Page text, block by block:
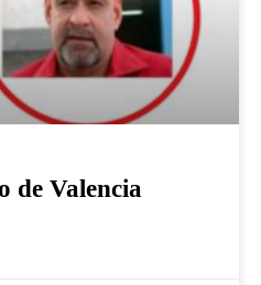
de Valencia